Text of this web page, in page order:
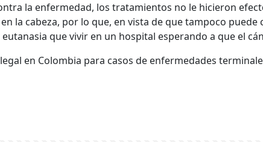
la enfermedad, los tratamientos no le hicieron
la cabeza, por lo que, en vista de que tampoco puede
que vivir en un hospital esperando a que el
en Colombia para casos de enfermedades